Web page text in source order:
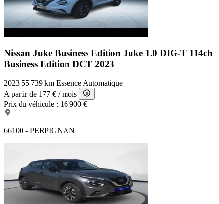
Nissan Juke Business Edition Juke 1.0 DIG-T 114ch
Business Edition DCT 2023
2023 55 739 km Essence Automatique
A partir de 177 € / mois
Prix du véhicule : 16 900 €
66100 - PERPIGNAN